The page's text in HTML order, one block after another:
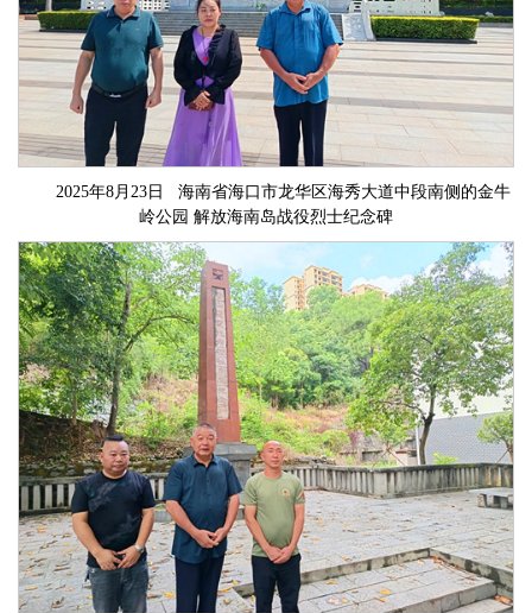
2025年8月23日 海南省海口市龙华区海秀大道中段南侧的金牛
岭公园 解放海南岛战役烈士纪念碑